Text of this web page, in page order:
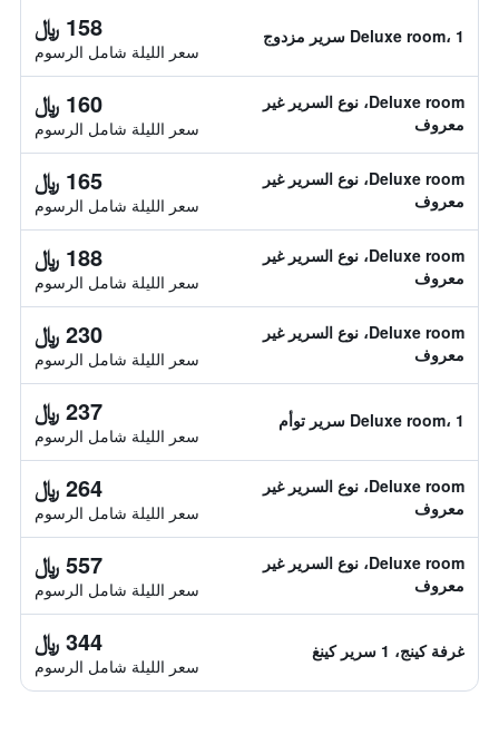
Deluxe room، 1 سرير مزدوج 158 ﷼
سعر الليلة شامل الرسوم
Deluxe room، نوع السرير غير
معروف
160 ﷼
سعر الليلة شامل الرسوم
Deluxe room، نوع السرير غير
معروف
165 ﷼
سعر الليلة شامل الرسوم
Deluxe room، نوع السرير غير
معروف
188 ﷼
سعر الليلة شامل الرسوم
Deluxe room، نوع السرير غير
معروف
230 ﷼
سعر الليلة شامل الرسوم
Deluxe room، 1 سرير توأم 237 ﷼
سعر الليلة شامل الرسوم
Deluxe room، نوع السرير غير
معروف
264 ﷼
سعر الليلة شامل الرسوم
Deluxe room، نوع السرير غير
معروف
557 ﷼
سعر الليلة شامل الرسوم
غرفة كينج، 1 سرير كينغ 344 ﷼
سعر الليلة شامل الرسوم